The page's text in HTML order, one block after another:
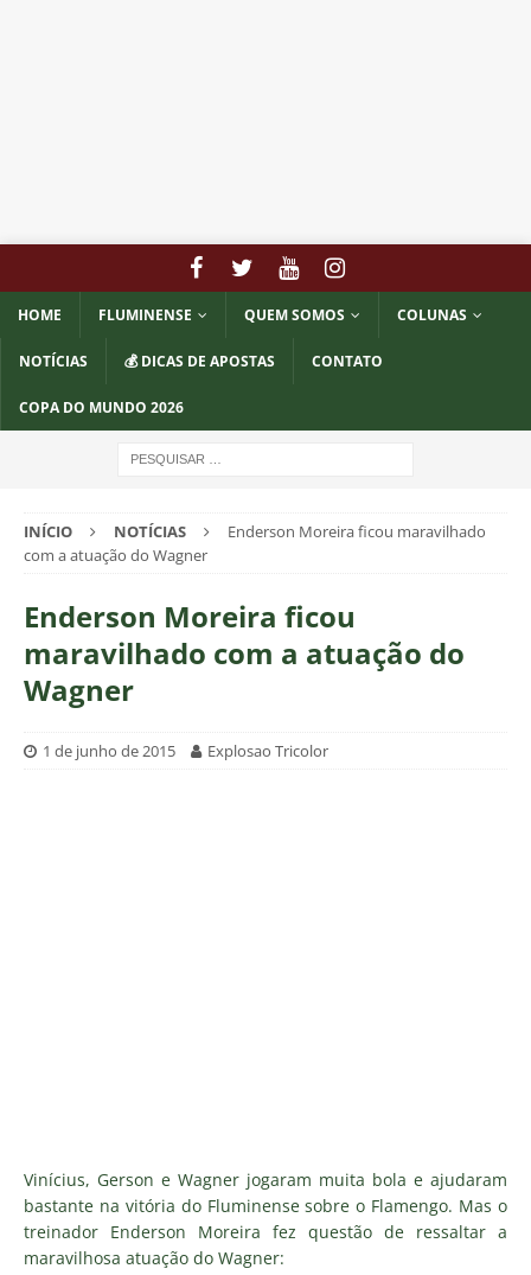
HOME FLUMINENSE QUEM SOMOS COLUNAS
NOTÍCIAS 💰 DICAS DE APOSTAS CONTATO
COPA DO MUNDO 2026
INÍCIO NOTÍCIAS
Enderson Moreira ficou maravilhado
com a atuação do Wagner
Enderson Moreira ficou
maravilhado com a atuação do
Wagner
1 de junho de 2015 Explosao Tricolor
Vinícius, Gerson e Wagner jogaram muita bola e ajudaram
bastante na vitória do Fluminense sobre o Flamengo. Mas o
treinador Enderson Moreira fez questão de ressaltar a
maravilhosa atuação do Wagner: